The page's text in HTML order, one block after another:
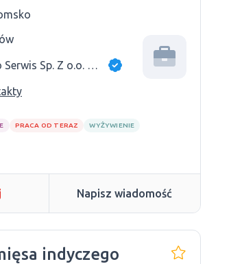
Klima Studio Serwis Sp. Z o.o. Sp. K.
PRACA OD TERAZ
WYŻYWIENIE
Napisz wiadomość
indyczego